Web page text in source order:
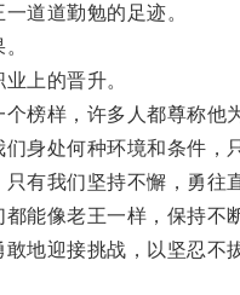
道道勤勉的足迹。
上的晋升。
样，许多人都尊称他为
处何种环境和条件，
我们坚持不懈，勇往
像老王一样，保持不断
迎接挑战，以坚忍不